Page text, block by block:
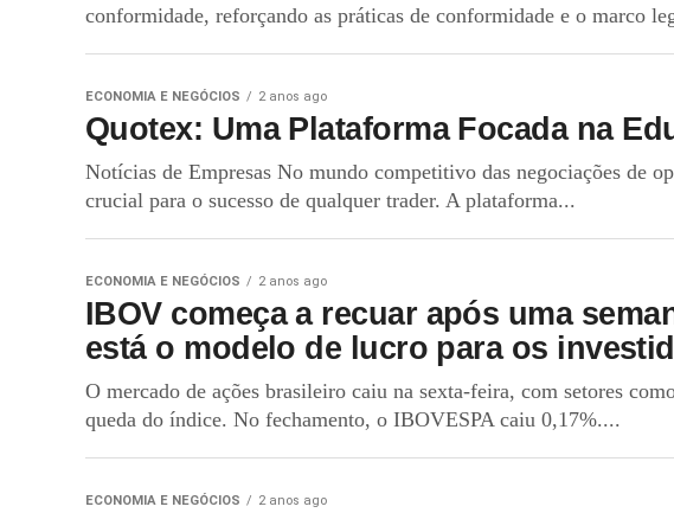
conformidade, reforçando as práticas de conformidade e o marco
ECONOMIA E NEGÓCIOS 2 anos ago
Quotex: Uma Plataforma Focada na
Notícias de Empresas No mundo competitivo das negociações de
crucial para o sucesso de qualquer trader. A plataforma...
ECONOMIA E NEGÓCIOS 2 anos ago
IBOV começa a recuar após uma
está o modelo de lucro para os
O mercado de ações brasileiro caiu na sexta-feira, com setores
queda do índice. No fechamento, o IBOVESPA caiu 0,17%....
ECONOMIA E NEGÓCIOS 2 anos ago